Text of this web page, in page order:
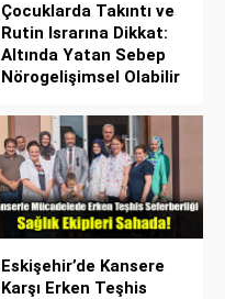
Çocuklarda Takıntı ve
Rutin Israrına Dikkat:
Altında Yatan Sebep
Nörogelişimsel Olabilir
Eskişehir’de Kansere
Karşı Erken Teşhis